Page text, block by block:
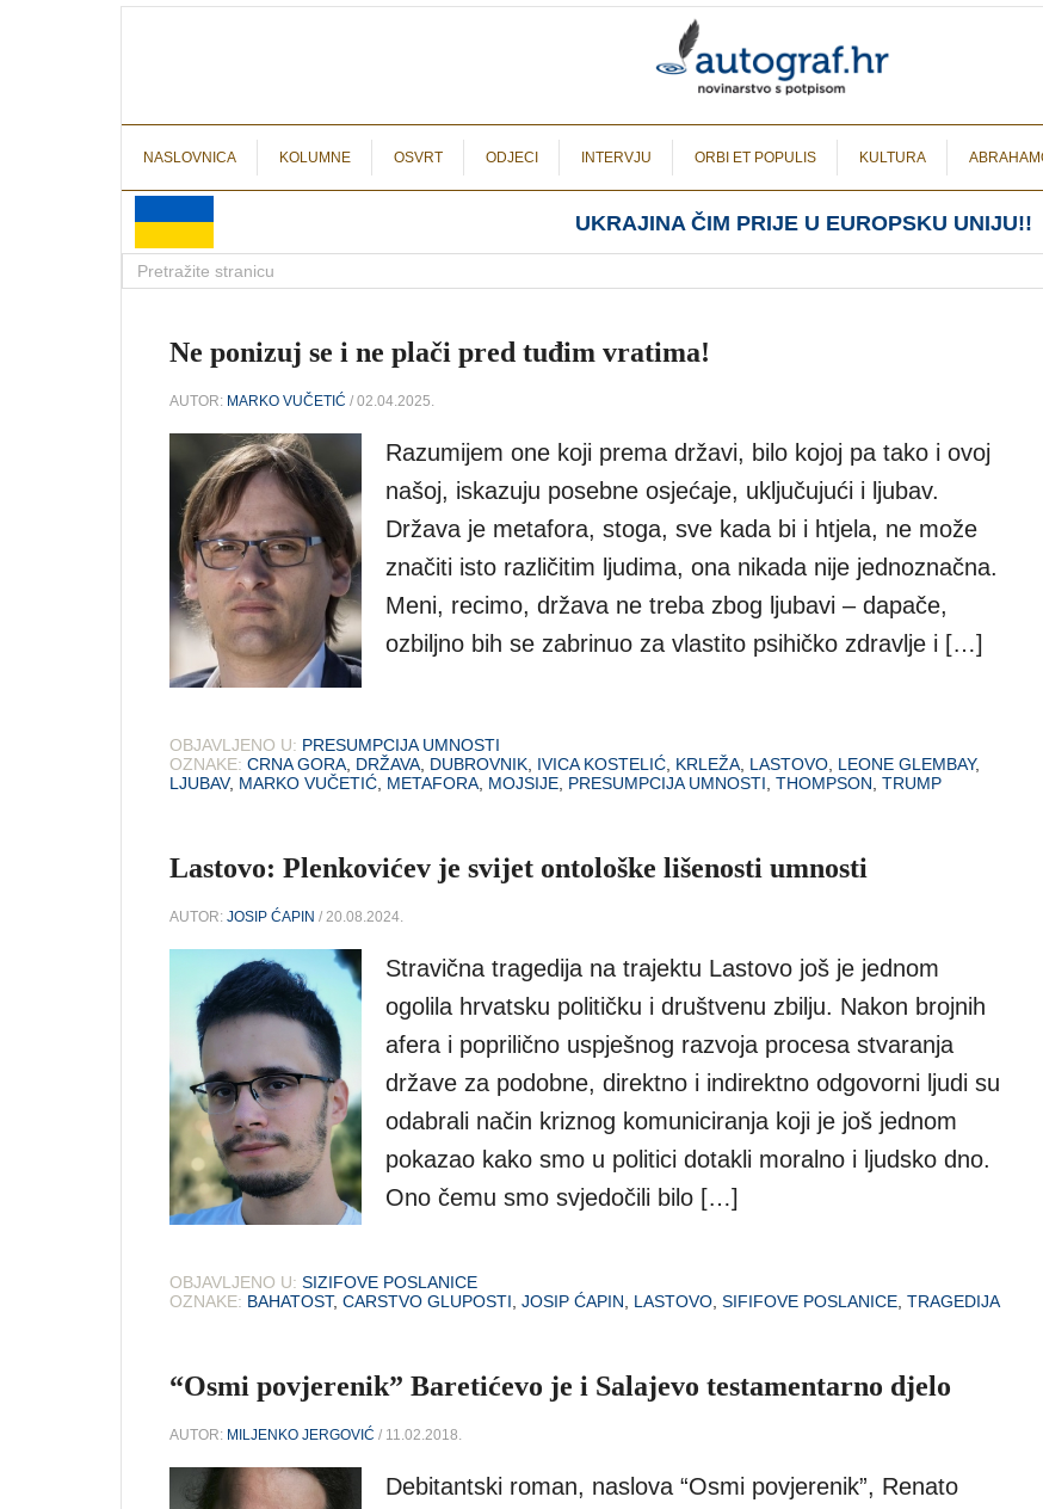
NASLOVNICA KOLUMNE OSVRT ODJECI INTERVJU ORBI ET POPULIS KULTURA
UKRAJINA ČIM PRIJE U EUROPSKU UNIJU!!
Ne ponizuj se i ne plači pred tuđim vratima!
AUTOR: MARKO VUČETIĆ / 02.04.2025.
Razumijem one koji prema državi, bilo kojoj pa tako i ovoj
našoj, iskazuju posebne osjećaje, uključujući i ljubav.
Država je metafora, stoga, sve kada bi i htjela, ne može
značiti isto različitim ljudima, ona nikada nije jednoznačna.
Meni, recimo, država ne treba zbog ljubavi – dapače,
ozbiljno bih se zabrinuo za vlastito psihičko zdravlje i […]
OBJAVLJENO U: PRESUMPCIJA UMNOSTI
OZNAKE: CRNA GORA, DRŽAVA, DUBROVNIK, IVICA KOSTELIĆ, KRLEŽA, LASTOVO, LEONE GLEMBAY,
LJUBAV, MARKO VUČETIĆ, METAFORA, MOJSIJE, PRESUMPCIJA UMNOSTI, THOMPSON, TRUMP
Lastovo: Plenkovićev je svijet ontološke lišenosti umnosti
AUTOR: JOSIP ĆAPIN / 20.08.2024.
Stravična tragedija na trajektu Lastovo još je jednom
ogolila hrvatsku političku i društvenu zbilju. Nakon brojnih
afera i poprilično uspješnog razvoja procesa stvaranja
države za podobne, direktno i indirektno odgovorni ljudi su
odabrali način kriznog komuniciranja koji je još jednom
pokazao kako smo u politici dotakli moralno i ljudsko dno.
Ono čemu smo svjedočili bilo […]
OBJAVLJENO U: SIZIFOVE POSLANICE
OZNAKE: BAHATOST, CARSTVO GLUPOSTI JOSIP ĆAPIN LASTOVO SIFIFOVE POSLANICE TRAGEDIJA
“Osmi povjerenik” Baretićevo je i Salajevo testamentarno djelo
AUTOR: MILJENKO JERGOVIĆ / 11.02.2018.
Debitantski roman, naslova “Osmi povjerenik”, Renato